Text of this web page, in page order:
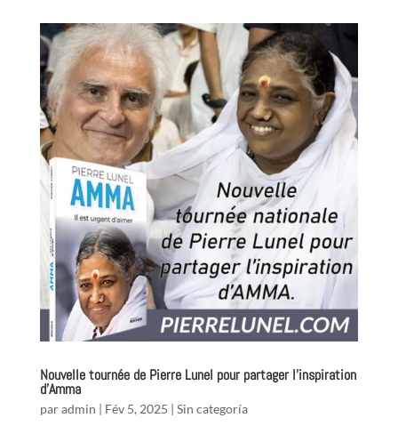
Nouvelle tournée de Pierre Lunel pour partager l’inspiration
d’Amma
paradmin | Fév 5, 2025 | Sin categoría